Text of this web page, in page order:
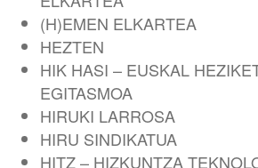
(H)EMEN ELKARTEA
HEZTEN
HIK HASI – EUSKAL
EGITASMOA
HIRUKI LARROSA
HIRU SINDIKATUA
HITZ – HIZKUNTZA